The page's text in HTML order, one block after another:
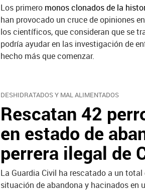
Los primero monos clonados de la
han provocado un cruce de opiniones
los científicos, que consideran que se
podría ayudar en las investigación de
hecho más que comenzar.
DESHIDRATADOS Y MAL ALIMENTADOS
Rescatan 42
en estado de
perrera ilegal de
La Guardia Civil ha rescatado a un total
situación de abandona y hacinados en